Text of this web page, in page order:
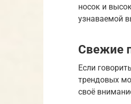
носок и
узнаваемой
Свежие
Если
трендовых
своё